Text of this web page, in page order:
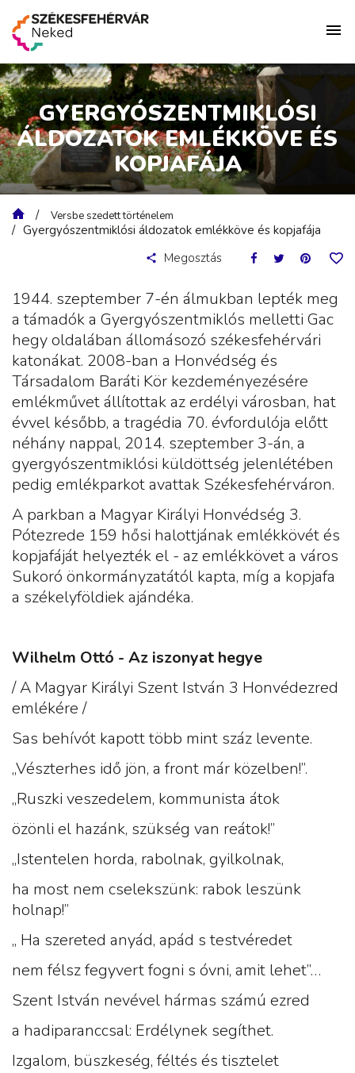
GYERGYÓSZENTMIKLÓSI
ÁLDOZATOK EMLÉKKÖVE ÉS
KOPJAFÁJA
Versbe szedett történelem
Gyergyószentmiklósi áldozatok emlékköve és kopjafája
Megosztás
1944. szeptember 7-én álmukban lepték meg
a támadók a Gyergyószentmiklós melletti Gac
hegy oldalában állomásozó székesfehérvári
katonákat. 2008-ban a Honvédség és
Társadalom Baráti Kör kezdeményezésére
emlékművet állítottak az erdélyi városban, hat
évvel később, a tragédia 70. évfordulója előtt
néhány nappal, 2014. szeptember 3-án, a
gyergyószentmiklósi küldöttség jelenlétében
pedig emlékparkot avattak Székesfehérváron.
A parkban a Magyar Királyi Honvédség 3.
Pótezrede 159 hősi halottjának emlékkövét és
kopjafáját helyezték el - az emlékkövet a város
Sukoró önkormányzatától kapta, míg a kopjafa
a székelyföldiek ajándéka.
Wilhelm Ottó - Az iszonyat hegye
/ A Magyar Királyi Szent István 3 Honvédezred
emlékére /
Sas behívót kapott több mint száz levente.
„Vészterhes idő jön, a front már közelben!”.
„Ruszki veszedelem, kommunista átok
özönli el hazánk, szükség van reátok!”
„Istentelen horda, rabolnak, gyilkolnak,
ha most nem cselekszünk: rabok leszünk
holnap!”
„ Ha szereted anyád, apád s testvéredet
nem félsz fegyvert fogni s óvni, amit lehet”…
Szent István nevével hármas számú ezred
a hadiparanccsal: Erdélynek segíthet.
Izgalom, büszkeség, féltés és tisztelet